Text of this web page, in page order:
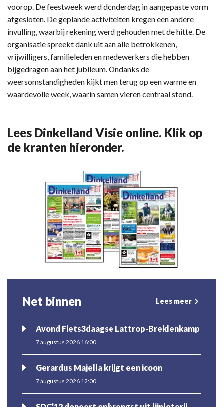
voorop. De feestweek werd donderdag in aangepaste vorm
afgesloten. De geplande activiteiten kregen een andere
invulling, waarbij rekening werd gehouden met de hitte. De
organisatie spreekt dank uit aan alle betrokkenen,
vrijwilligers, familieleden en medewerkers die hebben
bijgedragen aan het jubileum. Ondanks de
weersomstandigheden kijkt men terug op een warme en
waardevolle week, waarin samen vieren centraal stond.
Lees Dinkelland Visie online. Klik op
de kranten hieronder.
Net binnen Lees meer
Avond Fiets3daagse Lattrop-Breklenkamp
7 augustus 2026 16:00
Gerardus Majella krijgt een icoon
7 augustus 2026 12:00